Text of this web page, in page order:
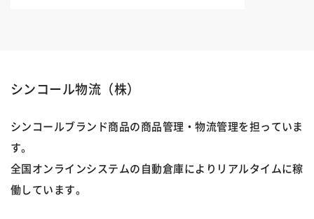
シンコール物流（株）
シンコールブランド商品の商品管理・物流管理を担っていま
す。
全国オンラインシステムの自動倉庫によりリアルタイムに稼
働しています。